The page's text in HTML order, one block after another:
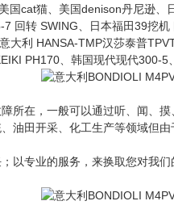
国cat猫、美国denison丹尼逊
回转 SWING、日本福田39挖
大利 HANSA-TMP汉莎泰普
PH170、韩国现代现代300-
所在，一般可以通过听、闻、
油田开采、化工生产等领域但
以专业的服务，来换取您对我